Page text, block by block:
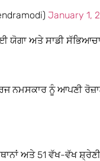
January 1,
ਯੋਗਾ ਅਤੇ ਸਾਡੀ
ਨਮਸਕਾਰ ਨੂੰ ਆਪਣੀ
ਅਤੇ 51 ਵੱਖ-ਵੱਖ